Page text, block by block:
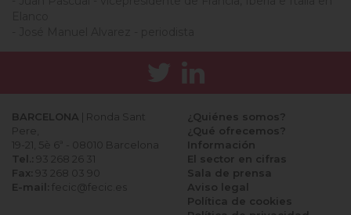
BARCELONA | Ronda Sant
Pere,
19-21, 5è 6ª - 08010 Barcelona
Tel.:
93 268 26 31
Fax: 93 268 03 90
E-mail: fecic@fecic.es
¿Quiénes somos?
¿Qué ofrecemos?
Información
El sector en cifras
Sala de prensa
Aviso legal
Política de cookies